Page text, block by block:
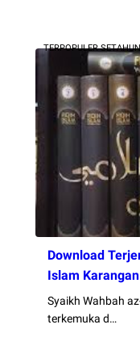
TERPOPULER SETAHUN
Download
Islam
Syaikh Wahbah
terkemuka d…